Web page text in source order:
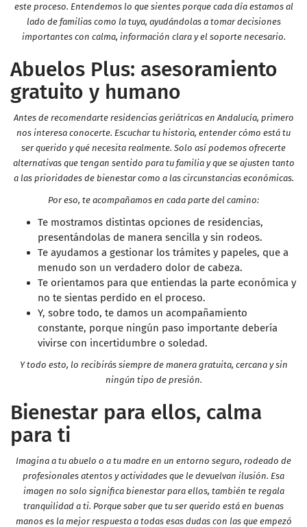
este proceso. Entendemos lo que sientes porque cada día estamos al
lado de familias como la tuya, ayudándolas a tomar decisiones
importantes con calma, información clara y el soporte necesario.
Abuelos Plus: asesoramiento
gratuito y humano
Antes de recomendarte residencias geriátricas en Andalucía, primero
nos interesa conocerte. Escuchar tu historia, entender cómo está tu
ser querido y qué necesita realmente. Solo así podemos ofrecerte
alternativas que tengan sentido para tu familia y que se ajusten tanto
a las prioridades de bienestar como a las circunstancias económicas.
Por eso, te acompañamos en cada parte del camino:
Te mostramos distintas opciones de residencias,
presentándolas de manera sencilla y sin rodeos.
Te ayudamos a gestionar los trámites y papeles, que a
menudo son un verdadero dolor de cabeza.
Te orientamos para que entiendas la parte económica y
no te sientas perdido en el proceso.
Y, sobre todo, te damos un acompañamiento
constante, porque ningún paso importante debería
vivirse con incertidumbre o soledad.
Y todo esto, lo recibirás siempre de manera gratuita, cercana y sin
ningún tipo de presión.
Bienestar para ellos, calma
para ti
Imagina a tu abuelo o a tu madre en un entorno seguro, rodeado de
profesionales atentos y actividades que le devuelvan ilusión. Esa
imagen no solo significa bienestar para ellos, también te regala
tranquilidad a ti. Porque saber que tu ser querido está en buenas
manos es la mejor respuesta a todas esas dudas con las que empezó